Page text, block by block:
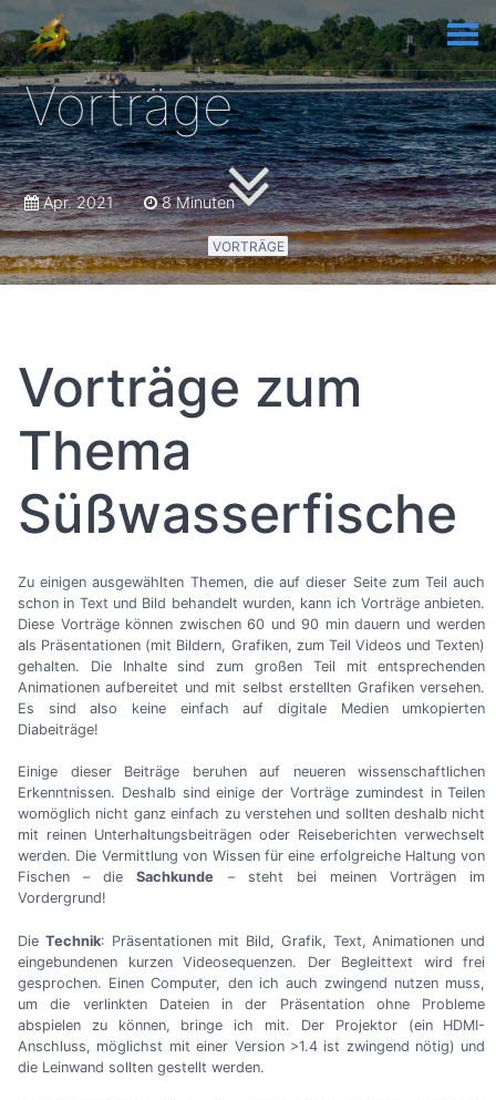
Vorträge
Apr. 2021 8 Minuten
VORTRÄGE
Vorträge zum
Thema
Süßwasserfische
Zu einigen ausgewählten Themen, die auf dieser Seite zum Teil auch
schon in Text und Bild behandelt wurden, kann ich Vorträge anbieten.
Diese Vorträge können zwischen 60 und 90 min dauern und werden
als Präsentationen (mit Bildern, Grafiken, zum Teil Videos und Texten)
gehalten. Die Inhalte sind zum großen Teil mit entsprechenden
Animationen aufbereitet und mit selbst erstellten Grafiken versehen.
Es sind also keine einfach auf digitale Medien umkopierten
Diabeiträge!
Einige dieser Beiträge beruhen auf neueren wissenschaftlichen
Erkenntnissen. Deshalb sind einige der Vorträge zumindest in Teilen
womöglich nicht ganz einfach zu verstehen und sollten deshalb nicht
mit reinen Unterhaltungsbeiträgen oder Reiseberichten verwechselt
werden. Die Vermittlung von Wissen für eine erfolgreiche Haltung von
Fischen–dieSachkunde –steht bei meinen Vorträgen im
Vordergrund!
Die Technik: Präsentationen mit Bild, Grafik, Text, Animationen und
eingebundenen kurzen Videosequenzen. Der Begleittext wird frei
gesprochen. Einen Computer, den ich auch zwingend nutzen muss,
um die verlinkten Dateien in der Präsentation ohne Probleme
abspielen zu können, bringe ich mit. Der Projektor (ein HDMI-
Anschluss, möglichst mit einer Version >1.4 ist zwingend nötig) und
die Leinwand sollten gestellt werden.